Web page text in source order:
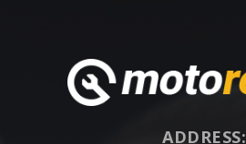
ADDRESS: